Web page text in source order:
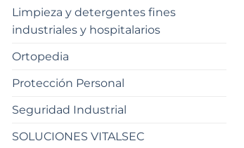
Limpieza y detergentes fines
industriales y hospitalarios
Ortopedia
Protección Personal
Seguridad Industrial
SOLUCIONES VITALSEC